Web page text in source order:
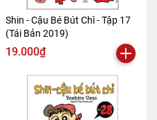
Shin - Cậu Bé Bút Chì - Tập 17
(Tái Bản 2019)
19.000₫